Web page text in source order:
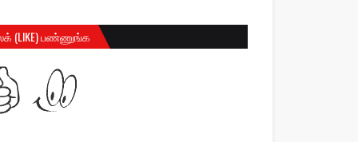
(LIKE) பண்ணுங்க